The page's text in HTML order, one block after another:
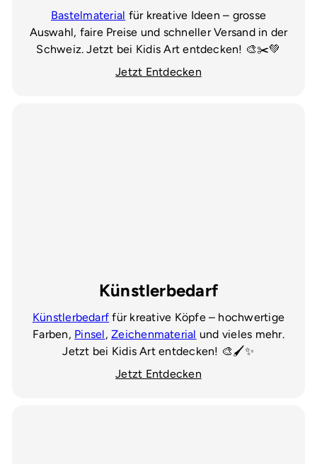
Bastelmaterial für kreative Ideen – grosse
Auswahl, faire Preise und schneller Versand in der
Schweiz. Jetzt bei Kidis Art entdecken! 🎨✂️💚
Jetzt Entdecken
Künstlerbedarf
Künstlerbedarf für kreative Köpfe – hochwertige
Farben, Pinsel,Zeichenmaterial und vieles mehr.
Jetzt bei Kidis Art entdecken! 🎨🖌️✨
Jetzt Entdecken